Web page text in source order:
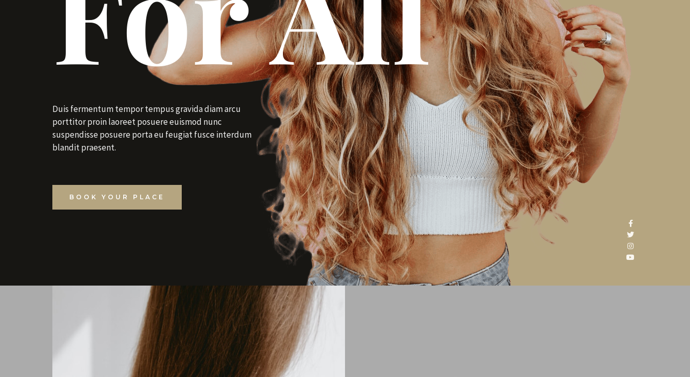
Duis fermentum tempor tempus gravida diam arcu
porttitor proin laoreet posuere euismod nunc
suspendisse posuere porta eu feugiat fusce interdum
blandit praesent.
BOOK YOUR PLACE